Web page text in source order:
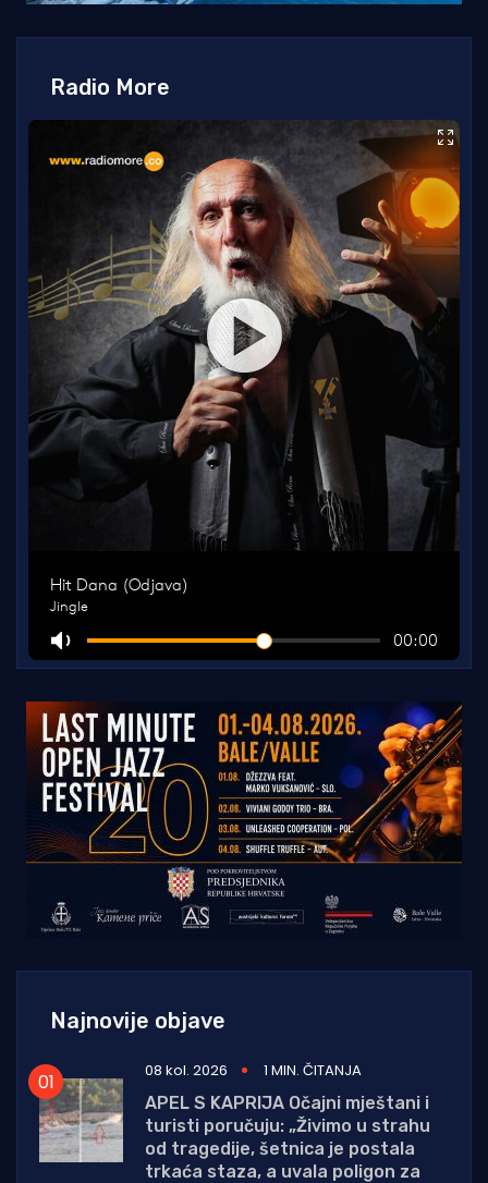
Radio More
Najnovije objave
08 kol. 2026
1 MIN. ČITANJA
APEL S KAPRIJA Očajni mještani i
turisti poručuju: „Živimo u strahu
od tragedije, šetnica je postala
trkaća staza, a uvala poligon za